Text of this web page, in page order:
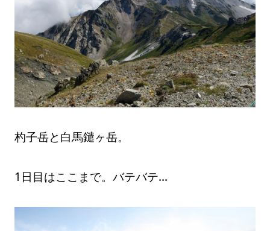
杓子岳と白馬鑓ヶ岳。
1日目はここまで。バテバテ…